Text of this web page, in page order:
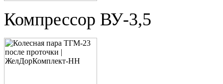
Компрессор ВУ-3,5